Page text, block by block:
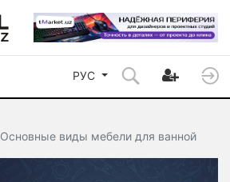
РУС
Основные виды мебели для ванной